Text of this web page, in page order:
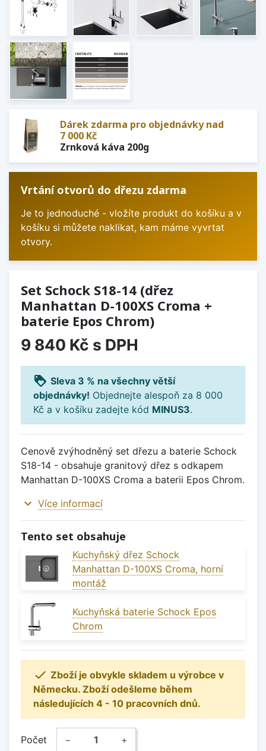
Dárek zdarma pro objednávky nad
7 000 Kč
Zrnková káva 200g
Vrtání otvorů do dřezu zdarma
Je to jednoduché - vložíte produkt do košíku a v
košíku si můžete naklikat, kam máme vyvrtat
otvory.
Set Schock S18-14 (dřez
Manhattan D-100XS Croma +
baterie Epos Chrom)
9 840 Kč s DPH
loyalty Sleva 3 % na všechny větší
objednávky! Objednejte alespoň za 8 000
Kč a v košíku zadejte kód MINUS3.
Cenově zvýhodněný set dřezu a baterie Schock
S18-14 - obsahuje granitový dřez s odkapem
Manhattan D-100XS Croma a baterii Epos Chrom.
expand_more Více informací
Tento set obsahuje
Kuchyňský dřez Schock
Manhattan D-100XS Croma, horní
montáž
Kuchyňská baterie Schock Epos
Chrom
 Zboží je obvykle skladem u výrobce v
Německu. Zboží odešleme během
následujících 4 - 10 pracovních dnů.
Počet − +